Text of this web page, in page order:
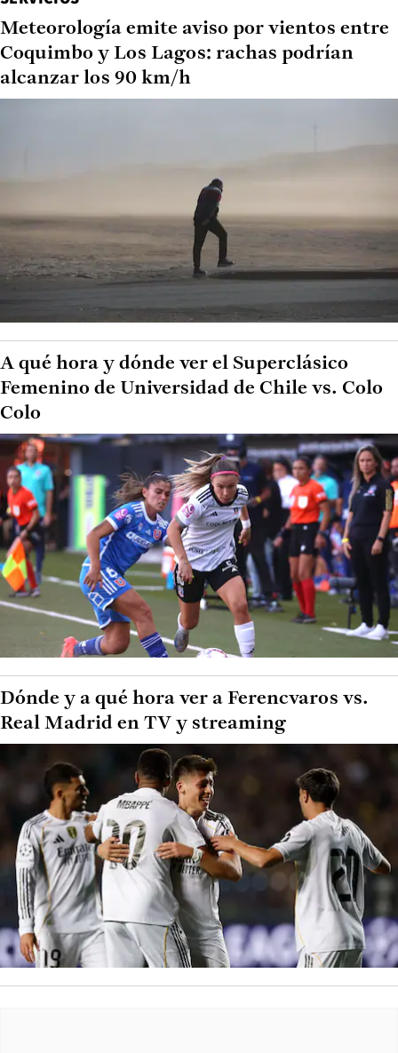
Meteorología emite aviso por vientos entre
Coquimbo y Los Lagos: rachas podrían
alcanzar los 90 km/h
A qué hora y dónde ver el Superclásico
Femenino de Universidad de Chile vs. Colo
Colo
Dónde y a qué hora ver a Ferencvaros vs.
Real Madrid en TV y streaming